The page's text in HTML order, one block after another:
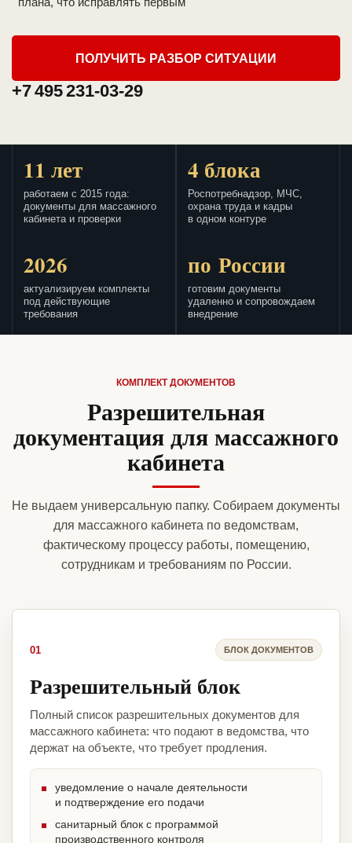
ПОЛУЧИТЬ РАЗБОР СИТУАЦИИ
+7 495 231-03-29
11 лет
работаем с 2015 года:
документы для массажного
кабинета и проверки
4 блока
Роспотребнадзор, МЧС,
охрана труда и кадры
в одном контуре
2026
актуализируем комплекты
под действующие
требования
по России
готовим документы
удаленно и сопровождаем
внедрение
КОМПЛЕКТ ДОКУМЕНТОВ
Разрешительная
документация для массажного
кабинета
Не выдаем универсальную папку. Собираем документы
для массажного кабинета по ведомствам,
фактическому процессу работы, помещению,
сотрудникам и требованиям по России.
01 БЛОК ДОКУМЕНТОВ
Разрешительный блок
Полный список разрешительных документов для
массажного кабинета: что подают в ведомства, что
держат на объекте, что требует продления.
уведомление о начале деятельности
и подтверждение его подачи
санитарный блок с программой
производственного контроля